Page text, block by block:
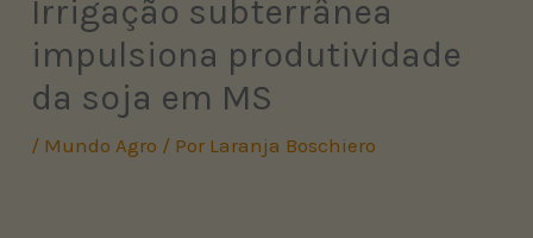
Irrigação subterrânea
impulsiona produtividade
da soja em MS
/ Mundo Agro / Por Laranja Boschiero